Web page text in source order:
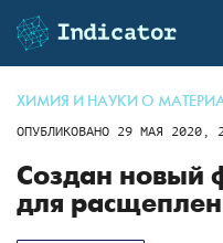
ХИМИЯ И НАУКИ О
ОПУБЛИКОВАНО 29 МАЯ 2020,
Создан новый
для